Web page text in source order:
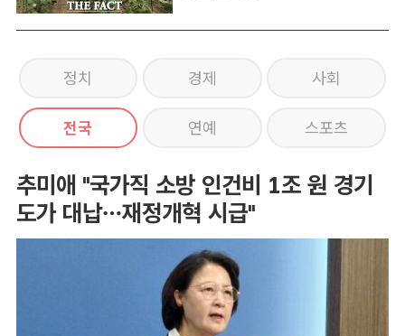
정치 경제 사회
전국 연예 스포츠
추미애 "국가직 소방 인건비 1조 원 경기
도가 대납…재정개혁 시급"